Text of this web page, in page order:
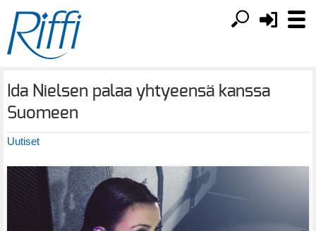
Ida Nielsen palaa yhtyeensä kanssa
Suomeen
Uutiset